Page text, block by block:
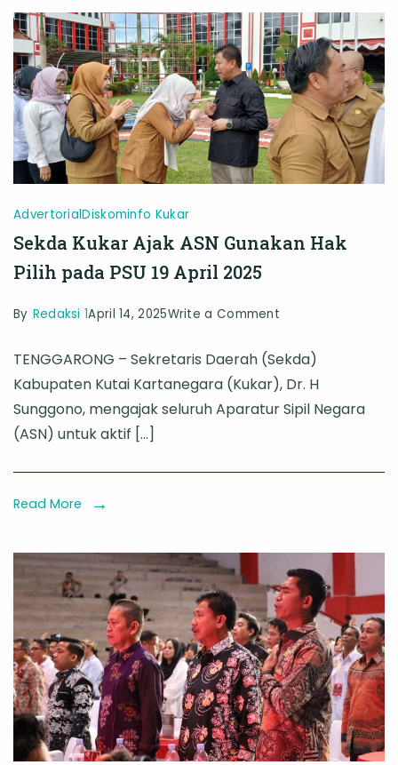
Sinkronisasi
dengan
RPJMD
Kabupaten
AdvertorialDiskominfo Kukar
Sekda Kukar Ajak ASN Gunakan Hak
Pilih pada PSU 19 April 2025
By Redaksi 1April 14, 2025Write a Comment
Kukar
Ajak
ASN
Hak
PSU
19
April
2025
TENGGARONG – Sekretaris Daerah (Sekda)
Kabupaten Kutai Kartanegara (Kukar), Dr. H
Sunggono, mengajak seluruh Aparatur Sipil Negara
(ASN) untuk aktif […]
Read More